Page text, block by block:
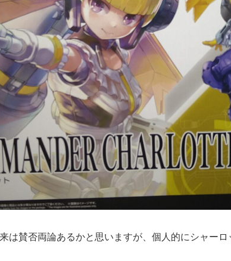
は賛否両論あるかと思いますが、個人的にシャー